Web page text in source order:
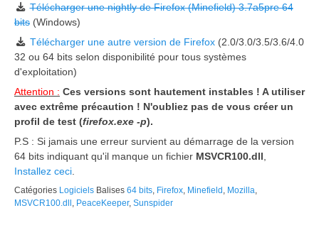
Télécharger une nightly de Firefox (Minefield) 3.7a5pre 64
bits (Windows)
Télécharger une autre version de Firefox(2.0/3.0/3.5/3.6/4.0
32 ou 64 bits selon disponibilité pour tous systèmes
d'exploitation)
Attention : Ces versions sont hautement instables ! A utiliser
avec extrême précaution ! N'oubliez pas de vous créer un
profil de test (firefox.exe -p).
P.S : Si jamais une erreur survient au démarrage de la version
64 bits indiquant qu'il manque un fichier MSVCR100.dll
Installez ceci
Catégories Logiciels Balises 64 bits, Firefox, Minefield , Mozilla,
MSVCR100.dll , PeaceKeeper, Sunspider